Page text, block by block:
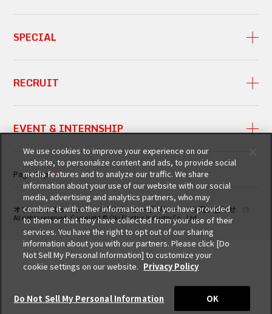
SPECIAL
RECRUIT
EVENT &INTERNSHIP
Page top
オフィシャルサイトへ プライバシーポリシー お問い合わせ
All rights reserved, Copyright © Oki Electric Industry Co., Ltd.
We use cookies to improve your experience on our
website, to personalize content and ads, to provide social
media features and to analyze our traffic. We share
information about your use of our website with our social
media, advertising and analytics partners, who may
combine it with other information that you have provided
to them or that they have collected from your use of their
services. You have the right to opt out of our sharing
information about you with our partners. Please click [Do
Not Sell My Personal Information] to customize your
cookie settings on our website. Privacy Policy
Do Not Sell My Personal Information OK